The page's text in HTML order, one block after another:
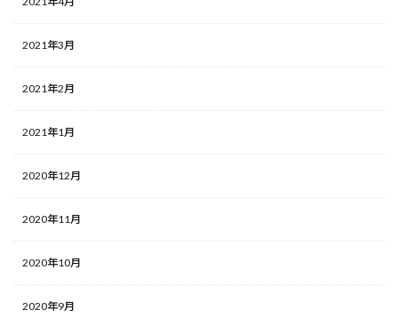
2021年3月
2021年2月
2021年1月
2020年12月
2020年11月
2020年10月
2020年9月